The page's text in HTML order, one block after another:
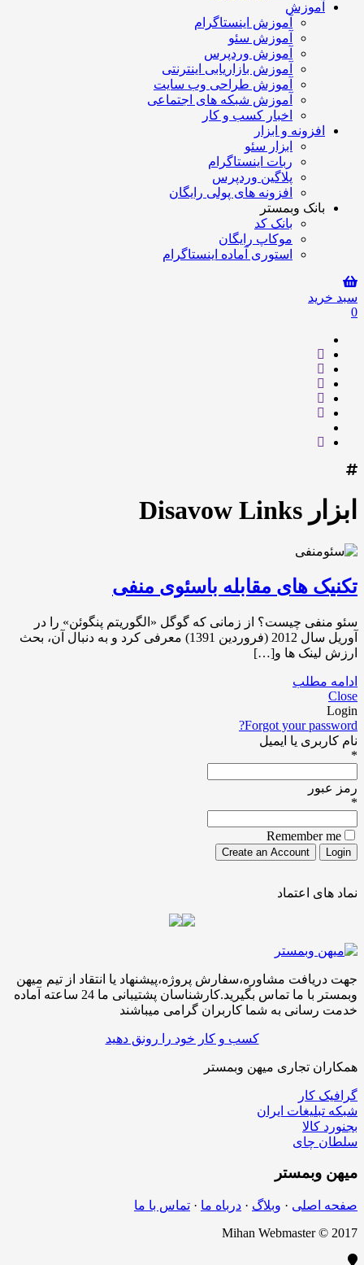
آموزش
آموزش اینستاگرام
آموزش سئو
آموزش وردپرس
آموزش بازاریابی اینترنتی
آموزش طراحی وب سایت
آموزش شبکه های اجتماعی
اخبار کسب و کار
افزونه و ابزار
ابزار سئو
ربات اینستاگرام
پلاگین وردپرس
افزونه های پولی رایگان
بانک وبمستر
بانک کد
موکاپ رایگان
استوری آماده اینستاگرام
سبد خرید
0
ابزار Disavow Links
تکنیک های مقابله باسئوی منفی
سئو منفی چیست؟ از زمانی که گوگل «الگوریتم پنگوئن» را در
آوریل سال 2012 (فروردین 1391) معرفی کرد و به دنبال آن، بحث
ارزش لینک ها و[…]
ادامه مطلب
Close
Login
Forgot your password?
نام کاربری یا ایمیل
*
رمز عبور
*
Remember me
نماد های اعتماد
جهت دریافت مشاوره،سفارش پروژه،پیشنهاد یا انتقاد از تیم میهن
وبمستر با ما تماس بگیرید.کارشناسان پشتیبانی ما 24 ساعته آماده
خدمت رسانی به شما کاربران گرامی میباشند
کسب و کار خود را رونق دهید
همکاران تجاری میهن وبمستر
گرافیک کار
شبکه تبلیغات ایران
بجنورد کالا
سلطان چای
میهن وبمستر
صفحه اصلی · وبلاگ · درباه ما · تماس با ما
Mihan Webmaster © 2017